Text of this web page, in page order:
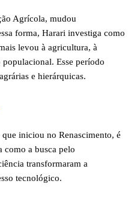
Agrícola, mudou
forma, Harari investiga como
levou à agricultura, à
populacional. Esse período
e hierárquicas.
iniciou no Renascimento, é
como a busca pelo
transformaram a
tecnológico.